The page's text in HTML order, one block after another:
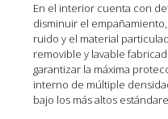
En el interior cuenta con
disminuir el
ruido y el material
removible y lavable
garantizar la máxima
interno de múltiple
bajo los más altos